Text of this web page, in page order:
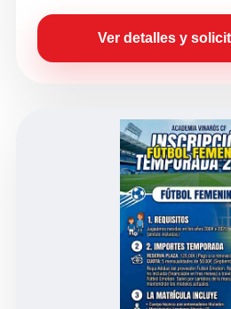
Ver detalles y